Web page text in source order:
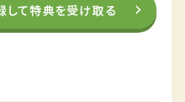
して特典を受け取る